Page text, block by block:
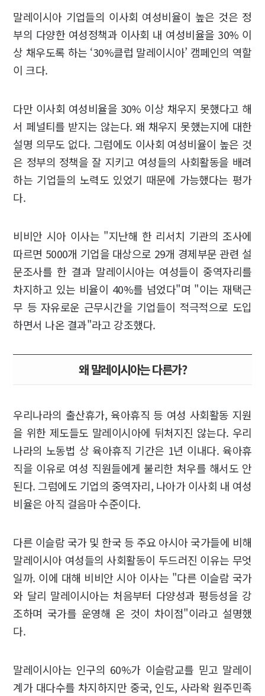
말레이시아 기업들의 이사회 여성비율이 높은 것은 정
부의 다양한 여성정책과 이사회 내 여성비율을 30% 이
상 채우도록 하는 ‘30%클럽 말레이시아’ 캠페인의 역할
이 크다.
다만 이사회 여성비율을 30% 이상 채우지 못했다고 해
서 페널티를 받지는 않는다. 왜 채우지 못했는지에 대한
설명 의무도 없다. 그럼에도 이사회 여성비율이 높은 것
은 정부의 정책을 잘 지키고 여성들의 사회활동을 배려
하는 기업들의 노력도 있었기 때문에 가능했다는 평가
다.
비비안 시아 이사는 "지난해 한 리서치 기관의 조사에
따르면 5000개 기업을 대상으로 29개 경제부문 관련 설
문조사를 한 결과 말레이시아는 여성들이 중역자리를
차지하고 있는 비율이 40%를 넘었다"며 "이는 재택근
무 등 자유로운 근무시간을 기업들이 적극적으로 도입
하면서 나온 결과"라고 강조했다.
왜 말레이시아는 다른가?
우리나라의 출산휴가, 육아휴직 등 여성 사회활동 지원
을 위한 제도들도 말레이시아에 뒤처지진 않는다. 우리
나라의 노동법 상 육아휴직 기간은 1년 이내다. 육아휴
직을 이유로 여성 직원들에게 불리한 처우를 해서도 안
된다. 그럼에도 기업의 중역자리, 나아가 이사회 내 여성
비율은 아직 걸음마 수준이다.
다른 이슬람 국가 및 한국 등 주요 아시아 국가들에 비해
말레이시아 여성들의 사회활동이 두드러진 이유는 무엇
일까. 이에 대해 비비안 시아 이사는 "다른 이슬람 국가
와 달리 말레이시아는 처음부터 다양성과 평등성을 강
조하며 국가를 운영해 온 것이 차이점"이라고 설명했
다.
말레이시아는 인구의 60%가 이슬람교를 믿고 말레이
계가 대다수를 차지하지만 중국, 인도, 사라왁 원주민족